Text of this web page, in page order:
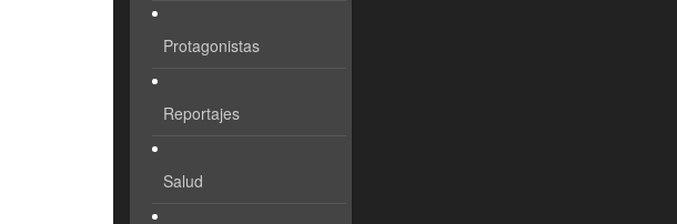
Protagonistas
Reportajes
Salud